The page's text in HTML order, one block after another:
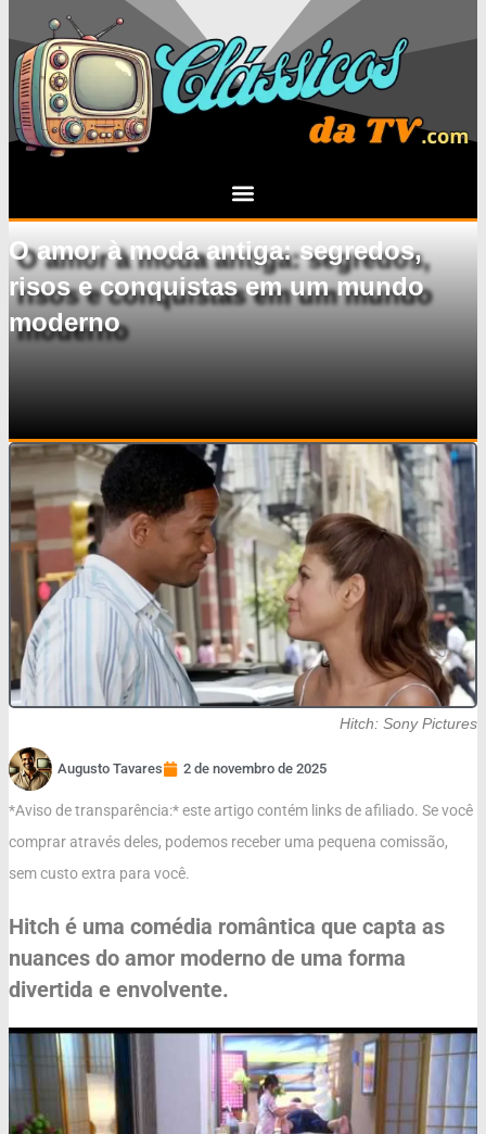
O amor à moda antiga: segredos,
risos e conquistas em um mundo
moderno
Hitch: Sony Pictures
Augusto Tavares 2 de novembro de 2025
*Aviso de transparência:* este artigo contém links de afiliado. Se você
comprar através deles, podemos receber uma pequena comissão,
sem custo extra para você.
Hitch é uma comédia romântica que capta as
nuances do amor moderno de uma forma
divertida e envolvente.